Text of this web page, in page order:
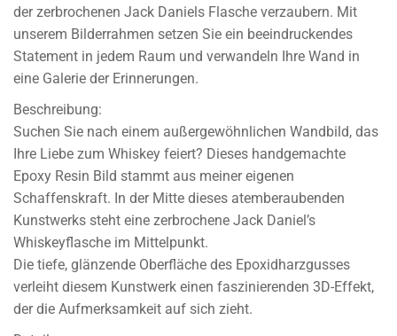
der zerbrochenen Jack Daniels Flasche verzaubern. Mit
unserem Bilderrahmen setzen Sie ein beeindruckendes
Statement in jedem Raum und verwandeln Ihre Wand in
eine Galerie der Erinnerungen.
Beschreibung:
Suchen Sie nach einem außergewöhnlichen Wandbild, das
Ihre Liebe zum Whiskey feiert? Dieses handgemachte
Epoxy Resin Bild stammt aus meiner eigenen
Schaffenskraft. In der Mitte dieses atemberaubenden
Kunstwerks steht eine zerbrochene Jack Daniel’s
Whiskeyflasche im Mittelpunkt.
Die tiefe, glänzende Oberfläche des Epoxidharzgusses
verleiht diesem Kunstwerk einen faszinierenden 3D-Effekt,
der die Aufmerksamkeit auf sich zieht.